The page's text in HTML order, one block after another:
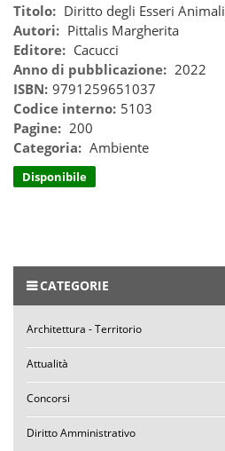
Titolo: Diritto degli Esseri Animali
Autori: Pittalis Margherita
Editore: Cacucci
Anno di pubblicazione: 2022
ISBN: 9791259651037
Codice interno: 5103
Pagine: 200
Categoria: Ambiente
Disponibile
CATEGORIE
Architettura - Territorio
Attualità
Concorsi
Diritto Amministrativo